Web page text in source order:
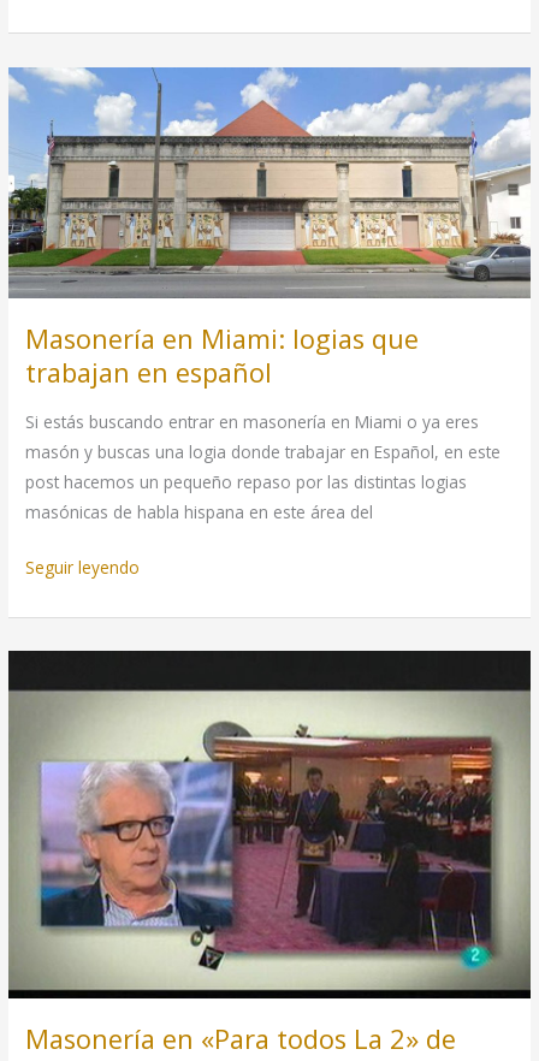
en
Indianápolis
(EEUU)
Masonería en Miami: logias que
trabajan en español
Si estás buscando entrar en masonería en Miami o ya eres
masón y buscas una logia donde trabajar en Español, en este
post hacemos un pequeño repaso por las distintas logias
masónicas de habla hispana en este área del
Masonería
Miami:
logias
que
español
Seguir leyendo
Masonería en «Para todos La 2» de